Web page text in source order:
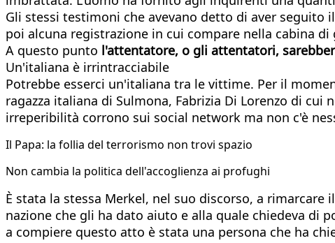
Gli stessi testimoni che avevano detto di aver
poi alcuna registrazione in cui compare nella cabina di
A questo punto l'attentatore, o gli attentatori,
Un'italiana è irrintracciabile
Potrebbe esserci un'italiana tra le vittime. Per il
ragazza italiana di Sulmona, Fabrizia Di Lorenzo di
irreperibilità corrono sui social network ma non c'è
Il Papa: la follia del terrorismo non trovi spazio
Non cambia la politica dell'accoglienza ai profughi
È stata la stessa Merkel, nel suo discorso, a rimarcare
nazione che gli ha dato aiuto e alla quale chiedeva di
a compiere questo atto è stata una persona che ha